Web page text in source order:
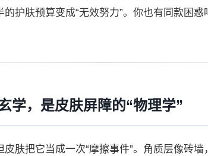
的护肤预算变成“无效努力”。你也有同款困
学，是皮肤屏障的“物理学”
肤把它当成一次“摩擦事件”。角质层像砖墙